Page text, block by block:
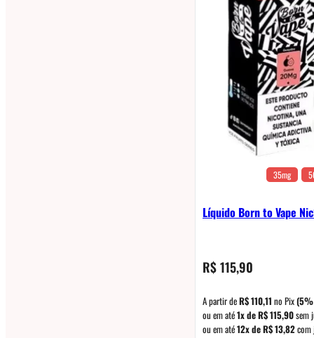
35mg
Líquido Born to Vape
R$115,90
A partir deR$110,11 no Pix(5%
ou em até1x deR$115,90sem
ou em até12x deR$13,82com